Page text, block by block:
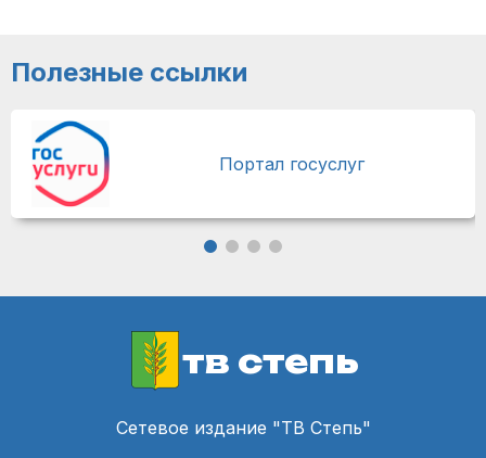
Полезные ссылки
Портал госуслуг
тв степь
Сетевое издание "ТВ Степь"